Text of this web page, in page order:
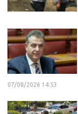
07/08/2026 14:53